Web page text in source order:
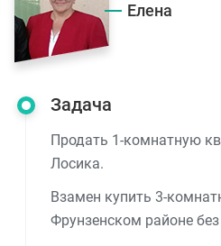
Елена
Задача
Продать 1-комнатную
Лосика.
Взамен купить 3-
Фрунзенском районе